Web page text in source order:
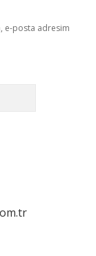
e-posta adresim